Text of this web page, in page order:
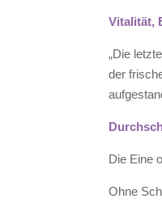
Vitalität,
„Die
der
Die Eine
Ohne